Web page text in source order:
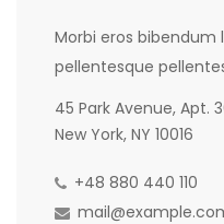
Morbi eros
pellentesque
45 Park Avenue, Apt.
New York, NY 10016
+48 880 440 110